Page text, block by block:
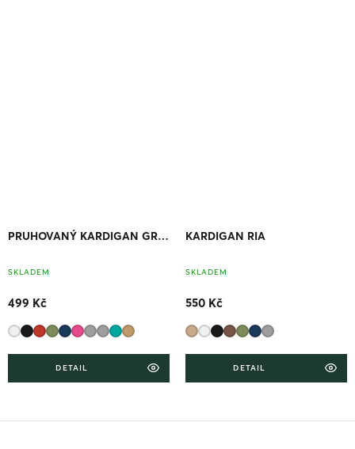
PRUHOVANÝ KARDIGAN GRACE S KAPUCÍ
SKLADEM
499 Kč
DETAIL
KARDIGAN RIA
SKLADEM
550 Kč
DETAIL